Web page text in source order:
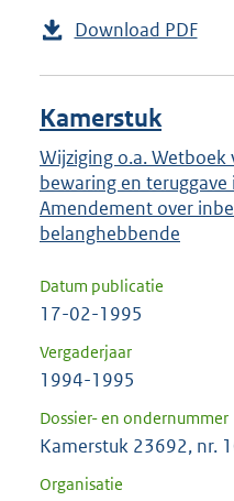
Download PDF
Kamerstuk
Wijziging o.a.
bewaring en
Amendement over
belanghebbende
Datum publicatie
17-02-1995
Vergaderjaar
1994-1995
Dossier- en ondernummer
Kamerstuk 23692, nr.
Organisatie